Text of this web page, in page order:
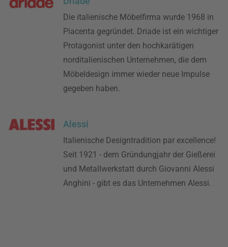
Die italienische Möbelfirma wurde 1968 in
Piacenta gegründet. Driade ist ein wichtiger
Protagonist unter den hochkarätigen
norditalienischen Unternehmen, die dem
Möbeldesign immer wieder neue Impulse
gegeben haben.
Alessi
Italienische Designtradition par excellence!
Seit 1921 - dem Gründungjahr der Gießerei
und Metallwerkstatt durch Giovanni Alessi
Anghini - gibt es das Unternehmen Alessi.